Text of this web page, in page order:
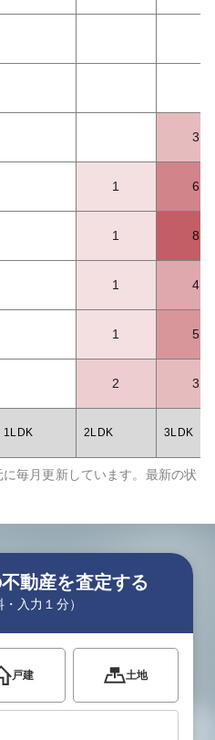
3
1 6
1 8
1 4
1 5
2 3
1LDK 2LDK 3LDK
毎月更新しています。最新の状
動産を査定する
・入力１分）
戸建 土地